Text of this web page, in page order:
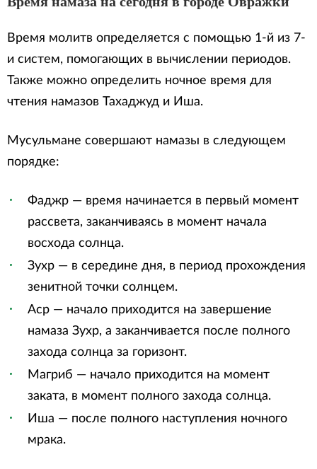
Время молитв определяется с помощью 1-й из 7-
и систем, помогающих в вычислении периодов.
Также можно определить ночное время для
чтения намазов Тахаджуд и Иша.
Мусульмане совершают намазы в следующем
порядке:
Фаджр — время начинается в первый момент
рассвета, заканчиваясь в момент начала
восхода солнца.
Зухр — в середине дня, в период прохождения
зенитной точки солнцем.
Аср — начало приходится на завершение
намаза Зухр, а заканчивается после полного
захода солнца за горизонт.
Магриб — начало приходится на момент
заката, в момент полного захода солнца.
Иша — после полного наступления ночного
мрака.